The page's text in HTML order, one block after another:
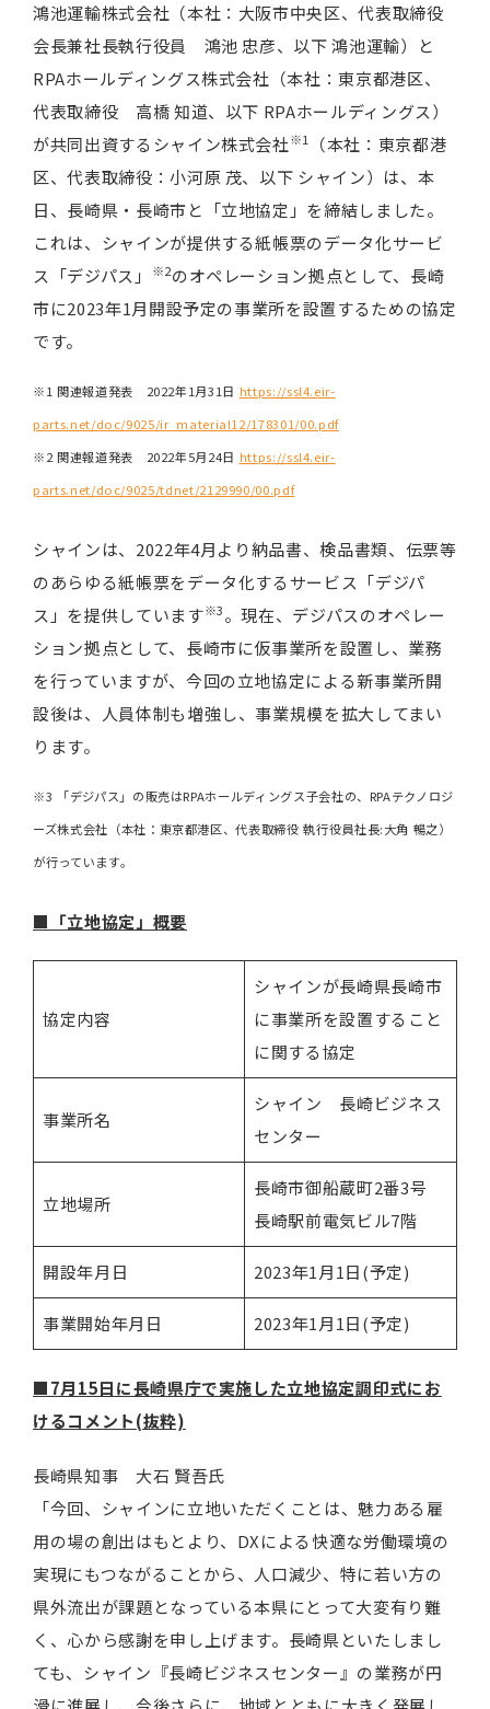
鴻池運輸株式会社（本社：大阪市中央区、代表取締役
会長兼社長執行役員 鴻池 忠彦、以下 鴻池運輸）と
RPAホールディングス株式会社（本社：東京都港区、
代表取締役 高橋 知道、以下 RPAホールディングス）
が共同出資するシャイン株式会社※1
（本社：東京都港
区、代表取締役：小河原 茂、以下 シャイン）は、本
日、長崎県・長崎市と「立地協定」を締結しました。
これは、シャインが提供する紙帳票のデータ化サービ
ス「デジパス」
※2のオペレーション拠点として、長崎
市に2023年1月開設予定の事業所を設置するための協定
です。
※1 関連報道発表 2022年1月31日 https://ssl4.eir-
parts.net/doc/9025/ir_material12/178301/00.pdf
※2 関連報道発表 2022年5月24日 https://ssl4.eir-
parts.net/doc/9025/tdnet/2129990/00.pdf
シャインは、2022年4月より納品書、検品書類、伝票等
のあらゆる紙帳票をデータ化するサービス「デジパ
ス」を提供しています※3。現在、デジパスのオペレー
ション拠点として、長崎市に仮事業所を設置し、業務
を行っていますが、今回の立地協定による新事業所開
設後は、人員体制も増強し、事業規模を拡大してまい
ります。
※3 「デジパス」の販売はRPAホールディングス子会社の、RPAテクノロジ
ーズ株式会社（本社：東京都港区、代表取締役 執行役員社長:大角 暢之）
が行っています。
■「立地協定」概要
協定内容
シャインが長崎県長崎市
に事業所を設置すること
に関する協定
事業所名
シャイン 長崎ビジネス
センター
立地場所
長崎市御船蔵町2番3号
長崎駅前電気ビル7階
開設年月日 2023年1月1日(予定)
事業開始年月日 2023年1月1日(予定)
■7月15日に長崎県庁で実施した立地協定調印式にお
けるコメント(抜粋)
長崎県知事 大石 賢吾氏
「今回、シャインに立地いただくことは、魅力ある雇
用の場の創出はもとより、DXによる快適な労働環境の
実現にもつながることから、人口減少、特に若い方の
県外流出が課題となっている本県にとって大変有り難
く、心から感謝を申し上げます。長崎県といたしまし
ても、シャイン『長崎ビジネスセンター』の業務が円